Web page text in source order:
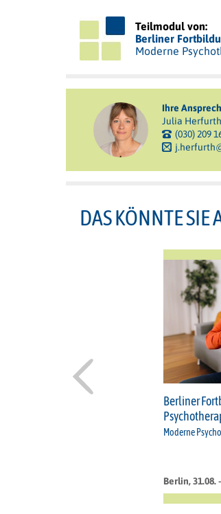
Teilmodul von:
Berliner
Moderne
Ihre
Julia Herfurth
(030) 209
DAS KÖNNTE SIE
Berliner
Moderne
Berlin, 31.08.